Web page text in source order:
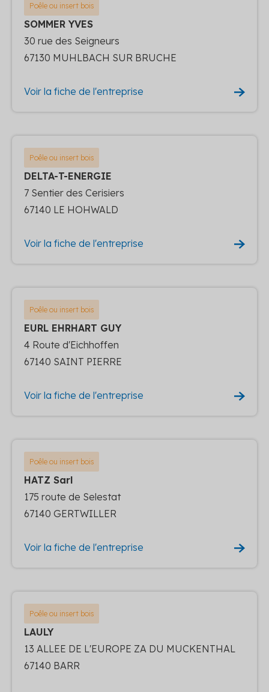
Poêle ou insert bois
SOMMER YVES
30 rue des Seigneurs
67130 MUHLBACH SUR BRUCHE
Voir la fiche de l'entreprise
Poêle ou insert bois
DELTA-T-ENERGIE
7 Sentier des Cerisiers
67140 LE HOHWALD
Voir la fiche de l'entreprise
Poêle ou insert bois
EURL EHRHART GUY
4 Route d'Eichhoffen
67140 SAINT PIERRE
Voir la fiche de l'entreprise
Poêle ou insert bois
HATZ Sarl
175 route de Selestat
67140 GERTWILLER
Voir la fiche de l'entreprise
Poêle ou insert bois
LAULY
13 ALLEE DE L'EUROPE ZA DU MUCKENTHAL
67140 BARR